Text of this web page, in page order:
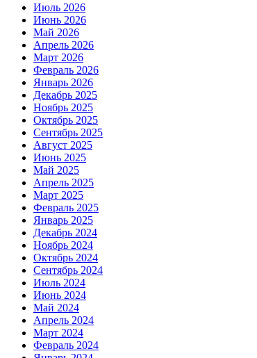
Июль 2026
Июнь 2026
Май 2026
Апрель 2026
Март 2026
Февраль 2026
Январь 2026
Декабрь 2025
Ноябрь 2025
Октябрь 2025
Сентябрь 2025
Август 2025
Июнь 2025
Май 2025
Апрель 2025
Март 2025
Февраль 2025
Январь 2025
Декабрь 2024
Ноябрь 2024
Октябрь 2024
Сентябрь 2024
Июль 2024
Июнь 2024
Май 2024
Апрель 2024
Март 2024
Февраль 2024